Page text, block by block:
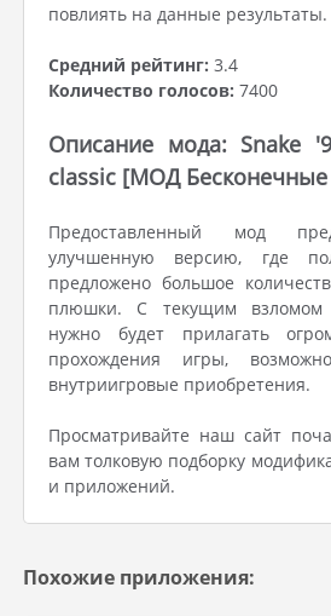
повлиять на данные результаты.
Средний рейтинг: 3.4
Количество голосов: 7400
Описание мода: Snake
classic [МОД
Предоставленный мод
улучшенную версию, где
предложено большое
плюшки. С текущим взломом
нужно будет прилагать
прохождения игры,
внутриигровые приобретения.
Просматривайте наш сайт
вам толковую подборку
и приложений.
Похожие приложения: